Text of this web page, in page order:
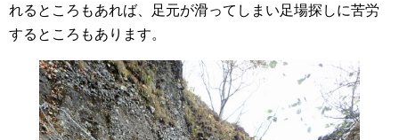
れるところもあれば、足元が滑ってしまい足場探しに苦労
するところもあります。